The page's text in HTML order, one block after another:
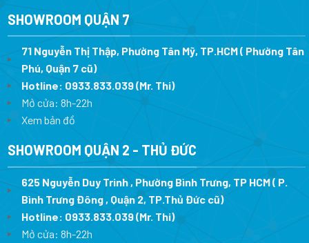
SHOWROOM QUẬN 7
71 Nguyễn Thị Thập, Phường Tân Mỹ, TP.HCM ( Phường Tân
Phú, Quận 7 cũ)
Hotline: 0933.833.039(Mr. Thi)
Mở cửa: 8h-22h
Xem bản đồ
SHOWROOM QUẬN 2 - THỦ ĐỨC
625 Nguyễn Duy Trinh , Phường Bình Trưng, TP HCM ( P.
Bình Trưng Đông , Quận 2, TP.Thủ Đức cũ)
Hotline: 0933.833.039(Mr. Thi)
Mở cửa: 8h-22h